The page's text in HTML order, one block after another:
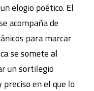
elogio poético. El
acompaña de
para marcar
se somete al
un sortilegio
en el que lo